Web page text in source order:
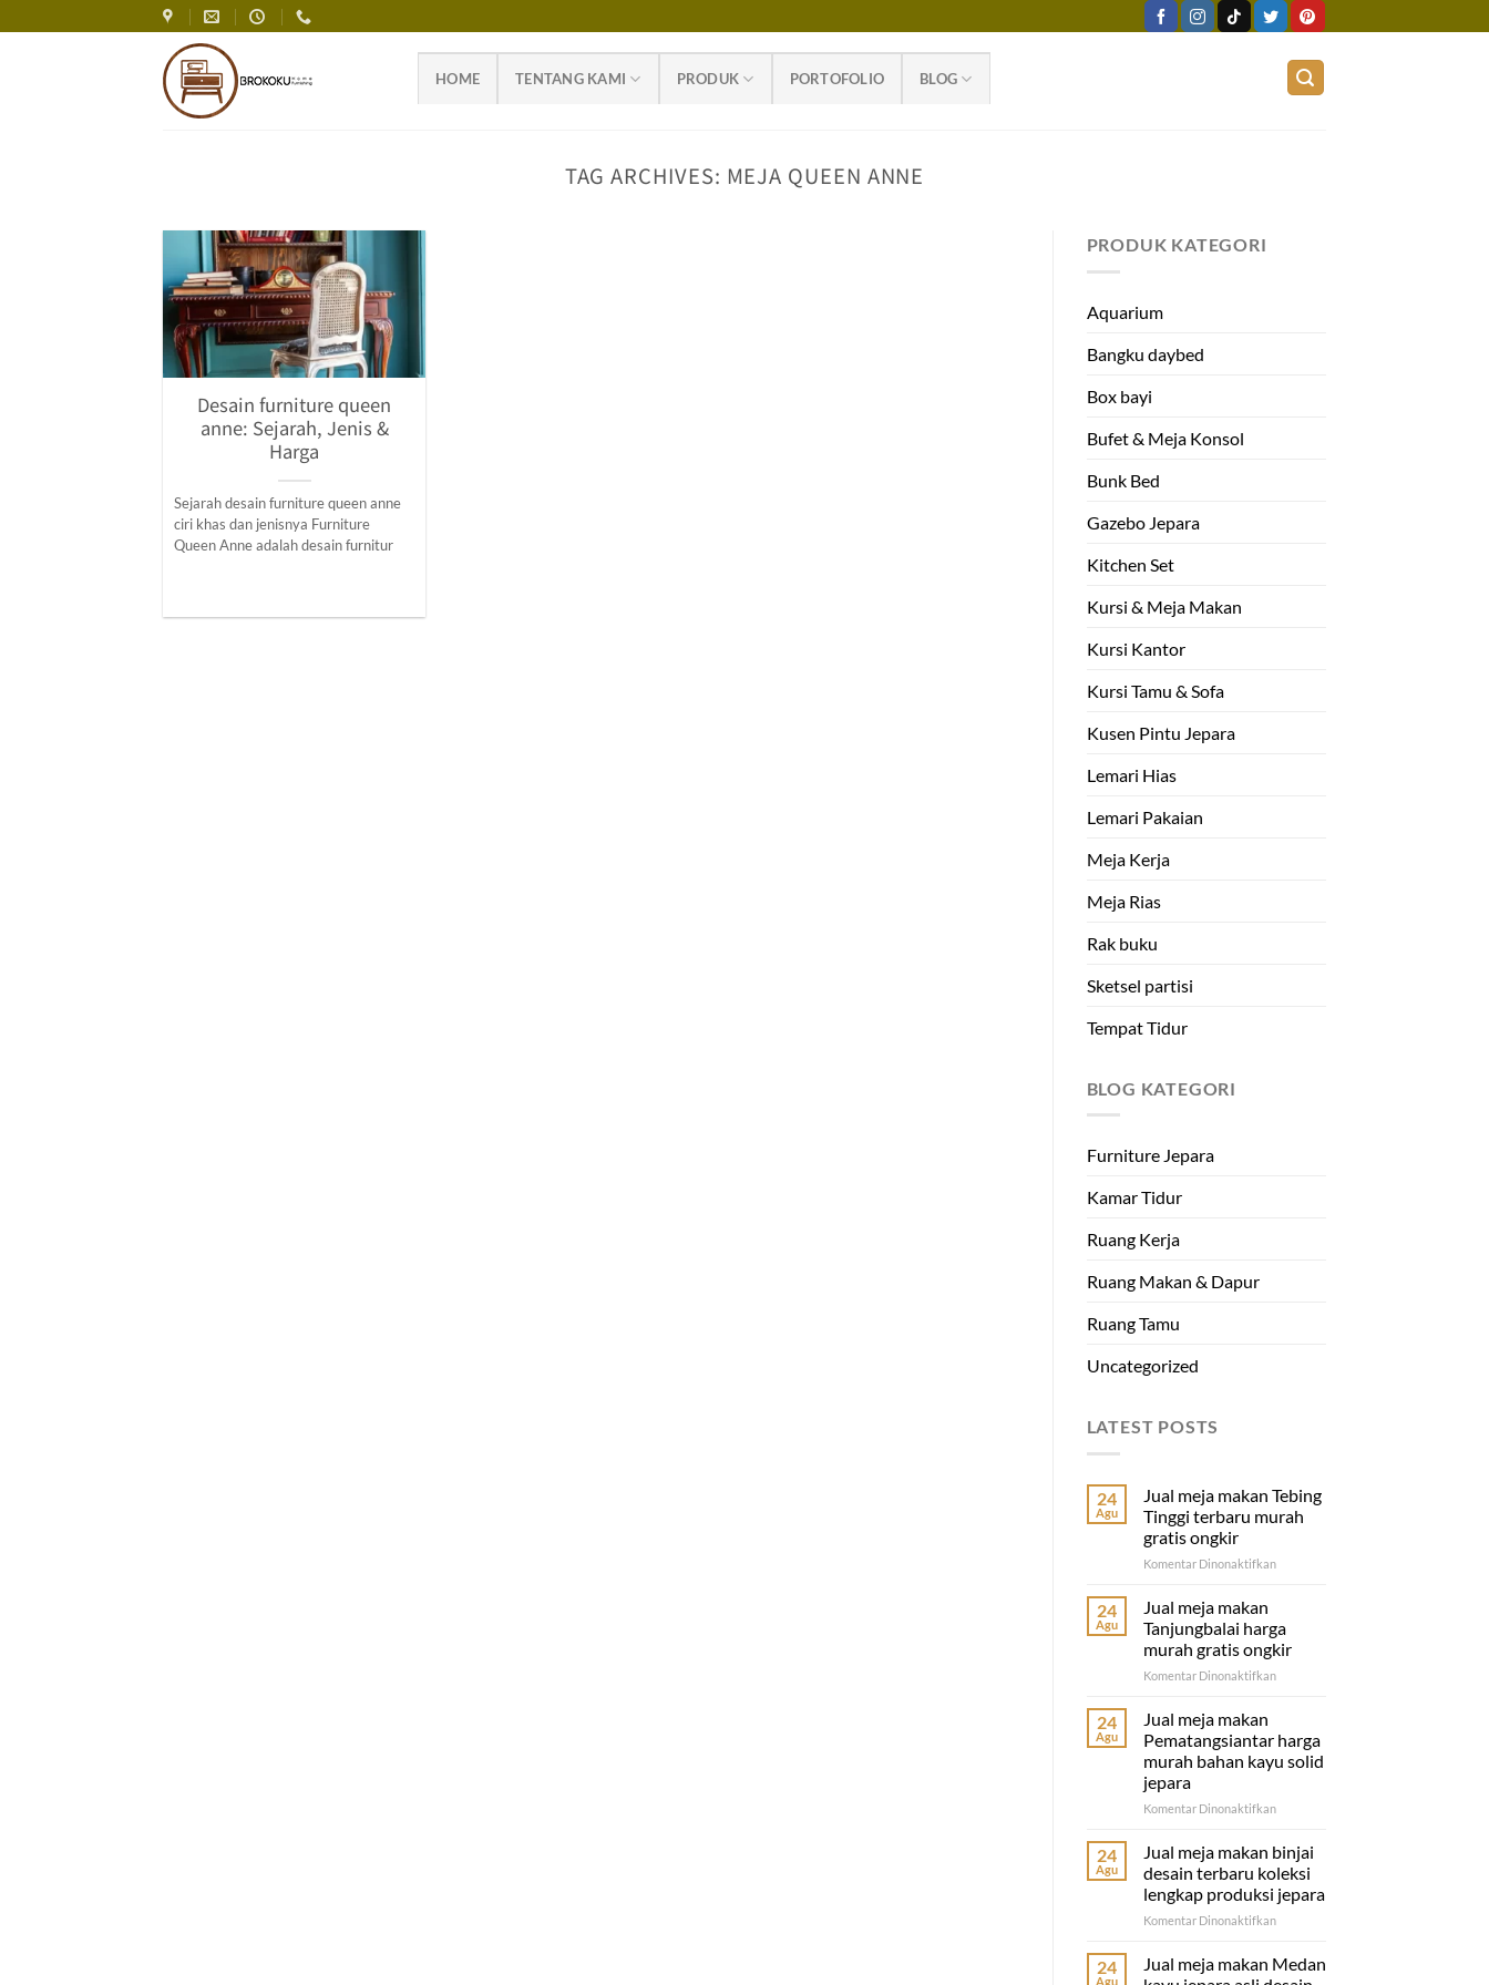
HOME TENTANG KAMI PRODUK PORTOFOLIO BLOG
TAG ARCHIVES: MEJA QUEEN ANNE
Desain furniture queen
anne: Sejarah, Jenis &
Harga
Sejarah desain furniture queen anne
ciri khas dan jenisnya Furniture
Queen Anne adalah desain furnitur
PRODUK KATEGORI
Aquarium
Bangku daybed
Box bayi
Bufet & Meja Konsol
Bunk Bed
Gazebo Jepara
Kitchen Set
Kursi & Meja Makan
Kursi Kantor
Kursi Tamu & Sofa
Kusen Pintu Jepara
Lemari Hias
Lemari Pakaian
Meja Kerja
Meja Rias
Rak buku
Sketsel partisi
Tempat Tidur
BLOG KATEGORI
Furniture Jepara
Kamar Tidur
Ruang Kerja
Ruang Makan & Dapur
Ruang Tamu
Uncategorized
LATEST POSTS
24
Agu
Jual meja makan Tebing
Tinggi terbaru murah
gratis ongkir
Komentar Dinonaktifkanpada
Tebing
Tinggi
terbaru
ongkir
24
Agu
Jual meja makan
Tanjungbalai harga
murah gratis ongkir
Komentar Dinonaktifkanpada
Tanjungbalai
harga
gratis
24
Agu
Jual meja makan
Pematangsiantar harga
murah bahan kayu solid
jepara
Komentar Dinonaktifkanpada
meja
makan
Pematangsiantar
harga
murah
kayu
solid
24
Agu
Jual meja makan binjai
desain terbaru koleksi
lengkap produksi jepara
Komentar Dinonaktifkanpada
meja
makan
24
Agu
Jual meja makan Medan